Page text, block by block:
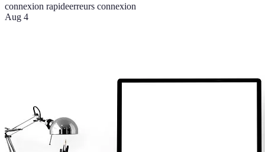
connexion rapideerreurs connexion
Aug 4